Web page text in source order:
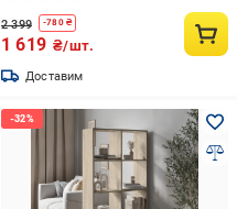
2 399 -780₴
1 619 ₴/шт.
Доставим